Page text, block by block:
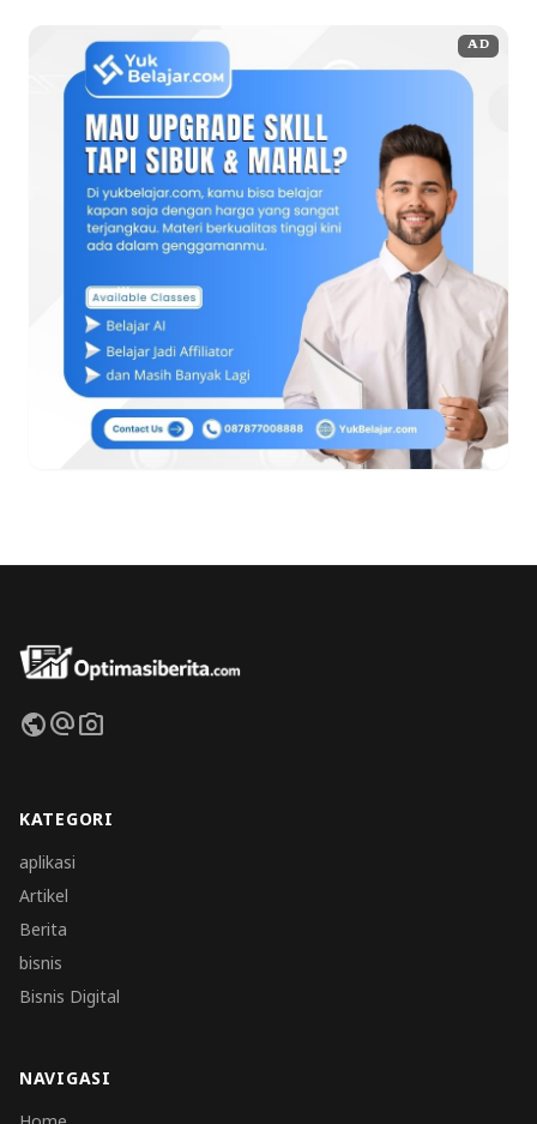
AD
publicalternate_emailphoto_camera
KATEGORI
aplikasi
Artikel
Berita
bisnis
Bisnis Digital
NAVIGASI